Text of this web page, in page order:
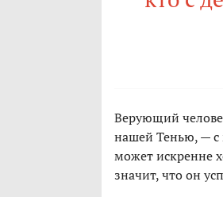
Верующий
нашей Тенью, — с
может искренне
значит, что он